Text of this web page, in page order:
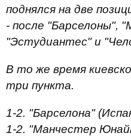
поднялся на две
- после "Барселоны",
"Эстудиантес" и
В то же время
три пункта.
1-2. "Барселона"
1-2. "Манчестер